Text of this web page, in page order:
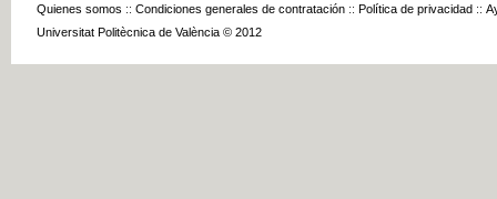
Quienes somos :: Condiciones generales de contratación :: Política de privacidad ::
Universitat Politècnica de València © 2012